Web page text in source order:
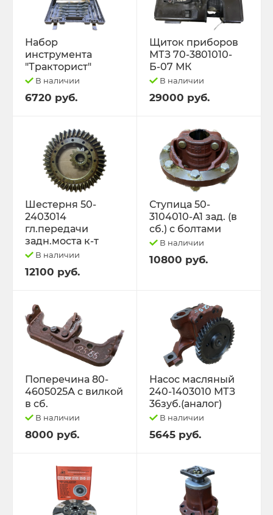
Набор
инструмента
"Тракторист"
В наличии
6720 руб.
Щиток приборов
МТЗ 70-3801010-
Б-07 МК
В наличии
29000 руб.
Шестерня 50-
2403014
гл.передачи
задн.моста к-т
В наличии
12100 руб.
Ступица 50-
3104010-А1 зад. (в
сб.) с болтами
В наличии
10800 руб.
Поперечина 80-
4605025А с вилкой
в сб.
В наличии
8000 руб.
Насос масляный
240-1403010 МТЗ
36зуб.(аналог)
В наличии
5645 руб.